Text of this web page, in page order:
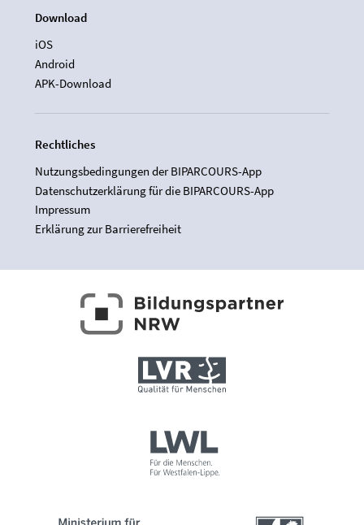
Download
iOS
Android
APK-Download
Rechtliches
Nutzungsbedingungen der BIPARCOURS-App
Datenschutzerklärung für die BIPARCOURS-App
Impressum
Erklärung zur Barrierefreiheit